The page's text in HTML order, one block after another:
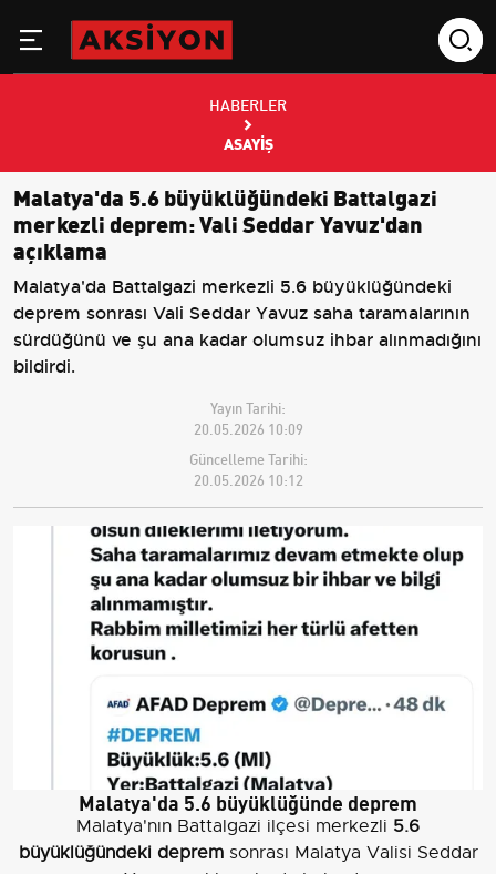
HABERLER
ASAYIŞ
Malatya'da 5.6 büyüklüğündeki Battalgazi
merkezli deprem: Vali Seddar Yavuz'dan
açıklama
Malatya'da Battalgazi merkezli 5.6 büyüklüğündeki
deprem sonrası Vali Seddar Yavuz saha taramalarının
sürdüğünü ve şu ana kadar olumsuz ihbar alınmadığını
bildirdi.
Yayın Tarihi:
20.05.2026 10:09
Güncelleme Tarihi:
20.05.2026 10:12
Malatya'da 5.6 büyüklüğünde deprem
Malatya'nın Battalgazi ilçesi merkezli 5.6
büyüklüğündeki depremsonrası Malatya Valisi Seddar